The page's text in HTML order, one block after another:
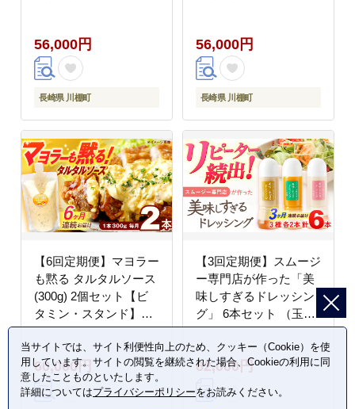
56,000円
長崎県 川棚町
56,000円
長崎県 川棚町
【6回定期便】マヨラー
も黙る タルタルソース
(300g) 2個セット【ビ
タミン・スタンド】
[OAK073]
60,000円
【3回定期便】スムージ
ー専門店が作った「美
味しすぎるドレッシン
グ」 6本セット （玉ね
ぎ・人参・ごぼう 各
300ml）【ビタミン・
スタンド】 [OAK002] /
ダ 調味料 ベジタブルド
62,000円
当サイトでは、サイト利便性向上のため、クッキー（Cookie）を使
用しています。サイトの閲覧を継続された場合、Cookieの利用に同
意したことものといたします。
詳細についてはプライバシーポリシーをお読みください。